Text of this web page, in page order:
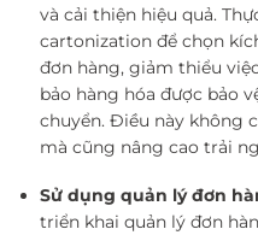
và cải thiện hiệu quả.
cartonization để chọn
đơn hàng, giảm thiểu
bảo hàng hóa được bảo
chuyển. Điều này không
mà cũng nâng cao trải
Sử dụng quản lý đơn
triển khai quản lý đơn